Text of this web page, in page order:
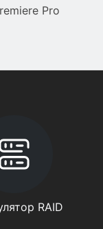
Pro
RAID